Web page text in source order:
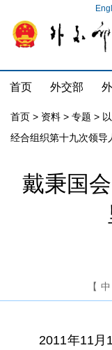
首页 外交部
首页 > 资料 > 专题 >
经合组织第十九次领导
戴秉国
【 中
2011年11月11